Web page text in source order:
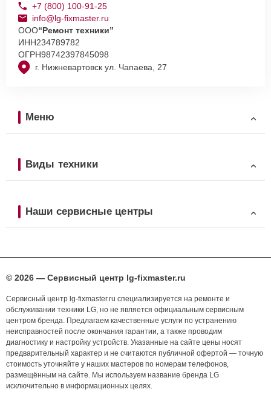
г. Нижневартовск ул. Чапаева, 27
+7 (800) 100-91-25
info@lg-fixmaster.ru
ООО“Ремонт техники”
ИНН234789782
ОГРН98742397845098
Меню
Виды техники
Наши сервисные центры
© 2026 — Сервисный центр lg-fixmaster.ru
Сервисный центр lg-fixmaster.ru специализируется на ремонте и
обслуживании техники LG, но не является официальным сервисным
центром бренда. Предлагаем качественные услуги по устранению
неисправностей после окончания гарантии, а также проводим
диагностику и настройку устройств. Указанные на сайте цены носят
предварительный характер и не считаются публичной офертой — точную
стоимость уточняйте у наших мастеров по номерам телефонов,
размещённым на сайте. Мы используем название бренда LG
исключительно в информационных целях.